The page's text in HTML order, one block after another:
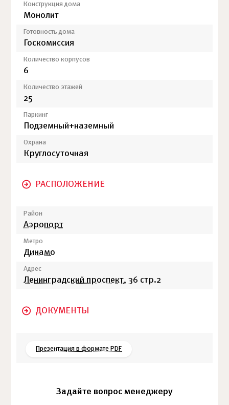
Конструкция дома
Монолит
Готовность дома
Госкомиссия
Количество корпусов
6
Количество этажей
25
Паркинг
Подземный+наземный
Охрана
Круглосуточная
РАСПОЛОЖЕНИЕ
Район
Аэропорт
Метро
Динамо
Адрес
Ленинградский проспект, 36 стр.2
ДОКУМЕНТЫ
Презентация в формате PDF
Задайте вопрос менеджеру